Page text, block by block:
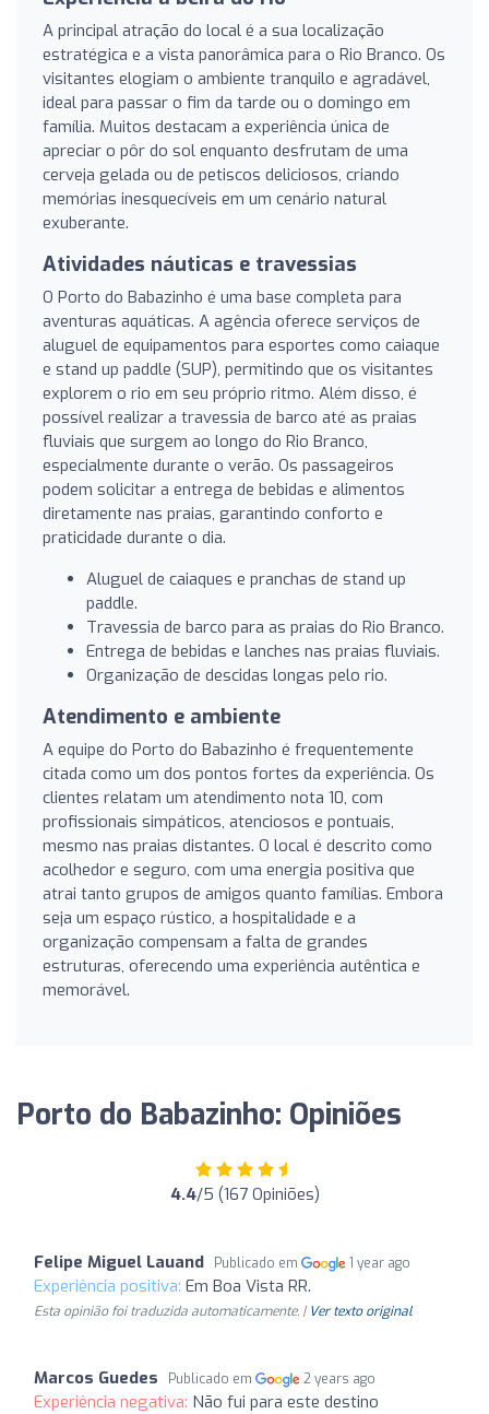
A principal atração do local é a sua localização
estratégica e a vista panorâmica para o Rio Branco. Os
visitantes elogiam o ambiente tranquilo e agradável,
ideal para passar o fim da tarde ou o domingo em
família. Muitos destacam a experiência única de
apreciar o pôr do sol enquanto desfrutam de uma
cerveja gelada ou de petiscos deliciosos, criando
memórias inesquecíveis em um cenário natural
exuberante.
Atividades náuticas e travessias
O Porto do Babazinho é uma base completa para
aventuras aquáticas. A agência oferece serviços de
aluguel de equipamentos para esportes como caiaque
e stand up paddle (SUP), permitindo que os visitantes
explorem o rio em seu próprio ritmo. Além disso, é
possível realizar a travessia de barco até as praias
fluviais que surgem ao longo do Rio Branco,
especialmente durante o verão. Os passageiros
podem solicitar a entrega de bebidas e alimentos
diretamente nas praias, garantindo conforto e
praticidade durante o dia.
Aluguel de caiaques e pranchas de stand up
paddle.
Travessia de barco para as praias do Rio Branco.
Entrega de bebidas e lanches nas praias fluviais.
Organização de descidas longas pelo rio.
Atendimento e ambiente
A equipe do Porto do Babazinho é frequentemente
citada como um dos pontos fortes da experiência. Os
clientes relatam um atendimento nota 10, com
profissionais simpáticos, atenciosos e pontuais,
mesmo nas praias distantes. O local é descrito como
acolhedor e seguro, com uma energia positiva que
atrai tanto grupos de amigos quanto famílias. Embora
seja um espaço rústico, a hospitalidade e a
organização compensam a falta de grandes
estruturas, oferecendo uma experiência autêntica e
memorável.
Porto do Babazinho: Opiniões
4.4/5 (167 Opiniões)
Felipe Miguel Lauand Publicado em 1 year ago
Experiência positiva: Em Boa Vista RR.
Esta opinião foi traduzida automaticamente. | Ver texto original
Marcos Guedes Publicado em 2 years ago
Experiência negativa: Não fui para este destino